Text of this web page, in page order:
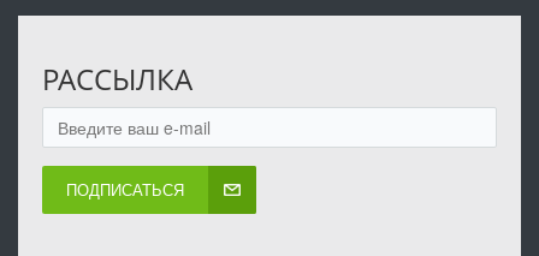
РАССЫЛКА
ПОДПИСАТЬСЯ